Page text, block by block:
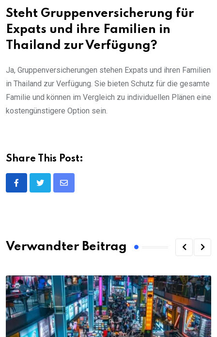
Steht Gruppenversicherung für
Expats und ihre Familien in
Thailand zur Verfügung?
Ja, Gruppenversicherungen stehen Expats und ihren Familien
in Thailand zur Verfügung. Sie bieten Schutz für die gesamte
Familie und können im Vergleich zu individuellen Plänen eine
kostengünstigere Option sein.
Share This Post:
Share
Verwandter Beitrag